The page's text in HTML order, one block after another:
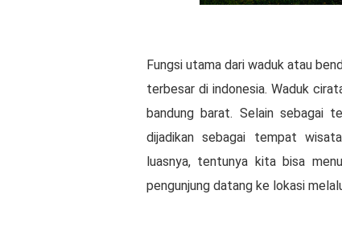
Fungsi utama dari waduk atau
terbesar di indonesia. Waduk
bandung barat. Selain sebagai
dijadikan sebagai tempat
luasnya, tentunya kita bisa
pengunjung datang ke lokasi